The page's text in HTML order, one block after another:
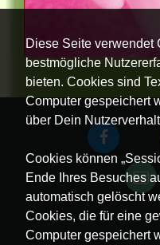
Diese Seite verwendet
bestmögliche
bieten. Cookies sind
Computer gespeichert
über Dein
Cookies können
Ende Ihres Besuches
automatisch gelöscht
Cookies, die für eine
Computer gespeichert